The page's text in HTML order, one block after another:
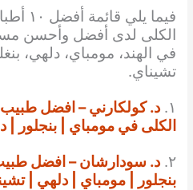
فيما
الكلى لدى أفضل وأحسن
في الهند، مومباي، دلهي،
تشيناي.
١. د. كولكارني – افضل
الكلى في مومباي | بنجلور |
٢. د. سودارشان – افضل
بنجلور | مومباي | دلهي |